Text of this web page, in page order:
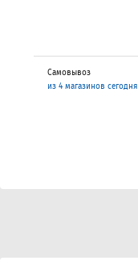
Самовывоз
из 4 магазинов сегодня